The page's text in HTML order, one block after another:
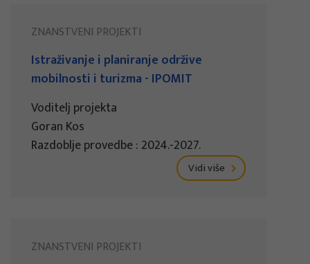
ZNANSTVENI PROJEKTI
Istraživanje i planiranje održive
mobilnosti i turizma - IPOMIT
Voditelj projekta
Goran Kos
Razdoblje provedbe : 2024.-2027.
Vidi više
ZNANSTVENI PROJEKTI